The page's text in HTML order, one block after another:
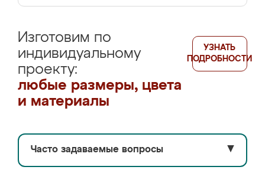
Изготовим по
индивидуальному
проекту:
любые размеры, цвета
и материалы
УЗНАТЬ
ПОДРОБНОСТИ
Часто задаваемые вопросы ▼